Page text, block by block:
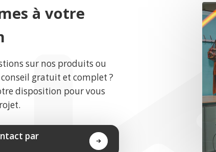
à votre
sur nos produits ou
gratuit et complet ?
disposition pour vous
par